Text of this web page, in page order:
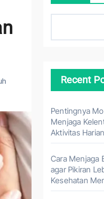
Recent
Pentingnya
Menjaga
Aktivitas
Cara Menjaga
agar Pikiran
Kesehatan